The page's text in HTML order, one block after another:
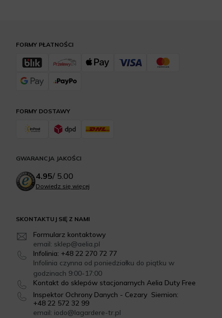
SKONTAKTUJ SIĘ Z NAMI
Formularz kontaktowy
email: sklep@aelia.pl
Infolinia: +48 22 270 72 77
Infolinia czynna od poniedziałku do piątku w
godzinach 9:00-17:00
Kontakt do sklepów stacjonarnych Aelia Duty Free
Inspektor Ochrony Danych - Cezary Siemion:
+48 22 572 32 99
email: iodo@lagardere-tr.pl
FORMY DOSTAWY
FORMY PŁATNOŚCI
GWARANCJA JAKOŚCI
4.95/ 5.00
Dowiedz się więcej